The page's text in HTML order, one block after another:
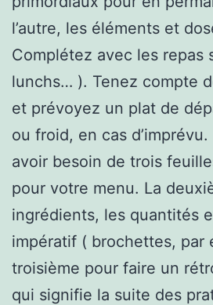
l’autre, les éléments et
Complétez avec les repas
lunchs… ). Tenez compte
et prévoyez un plat de
ou froid, en cas
avoir besoin de trois
pour votre menu. La
ingrédients, les quantités
impératif ( brochettes, par
troisième pour faire un
qui signifie la suite des